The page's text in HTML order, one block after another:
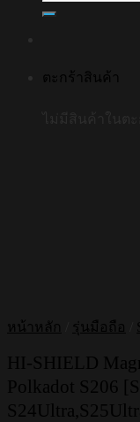
ตะกร้าสินค้า
หน้าหลัก รุ่นมือถือ
HI-SHIELD
Polkadot S206